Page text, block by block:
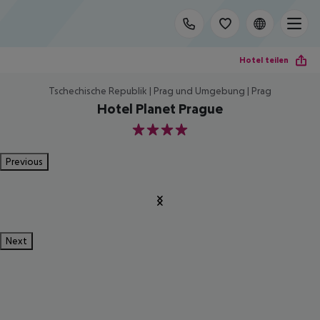
Hotel teilen
Tschechische Republik | Prag und Umgebung | Prag
Hotel Planet Prague
4
Previous
Next